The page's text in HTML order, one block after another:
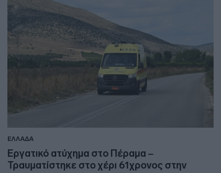
ΕΛΛΑΔΑ
Εργατικό ατύχημα στο Πέραμα –
Τραυματίστηκε στο χέρι 61χρονος στην